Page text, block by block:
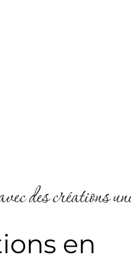
des créations
en